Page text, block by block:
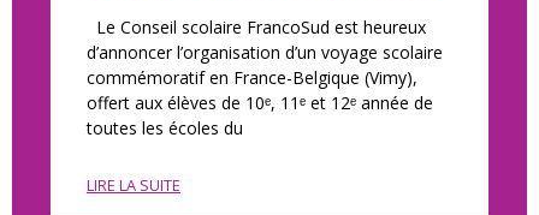
Le Conseil scolaire FrancoSud est heureux
d’annoncer l’organisation d’un voyage scolaire
commémoratif en France-Belgique (Vimy),
offert aux élèves de 10ᵉ, 11ᵉ et 12ᵉ année de
toutes les écoles du
LIRE LA SUITE